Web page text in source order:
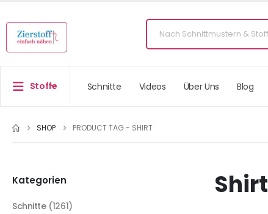
Stoffe Schnitte Videos Über Uns Blog
SHOP PRODUCT TAG - SHIRT
Shirt
Kategorien
Schnitte (1261)